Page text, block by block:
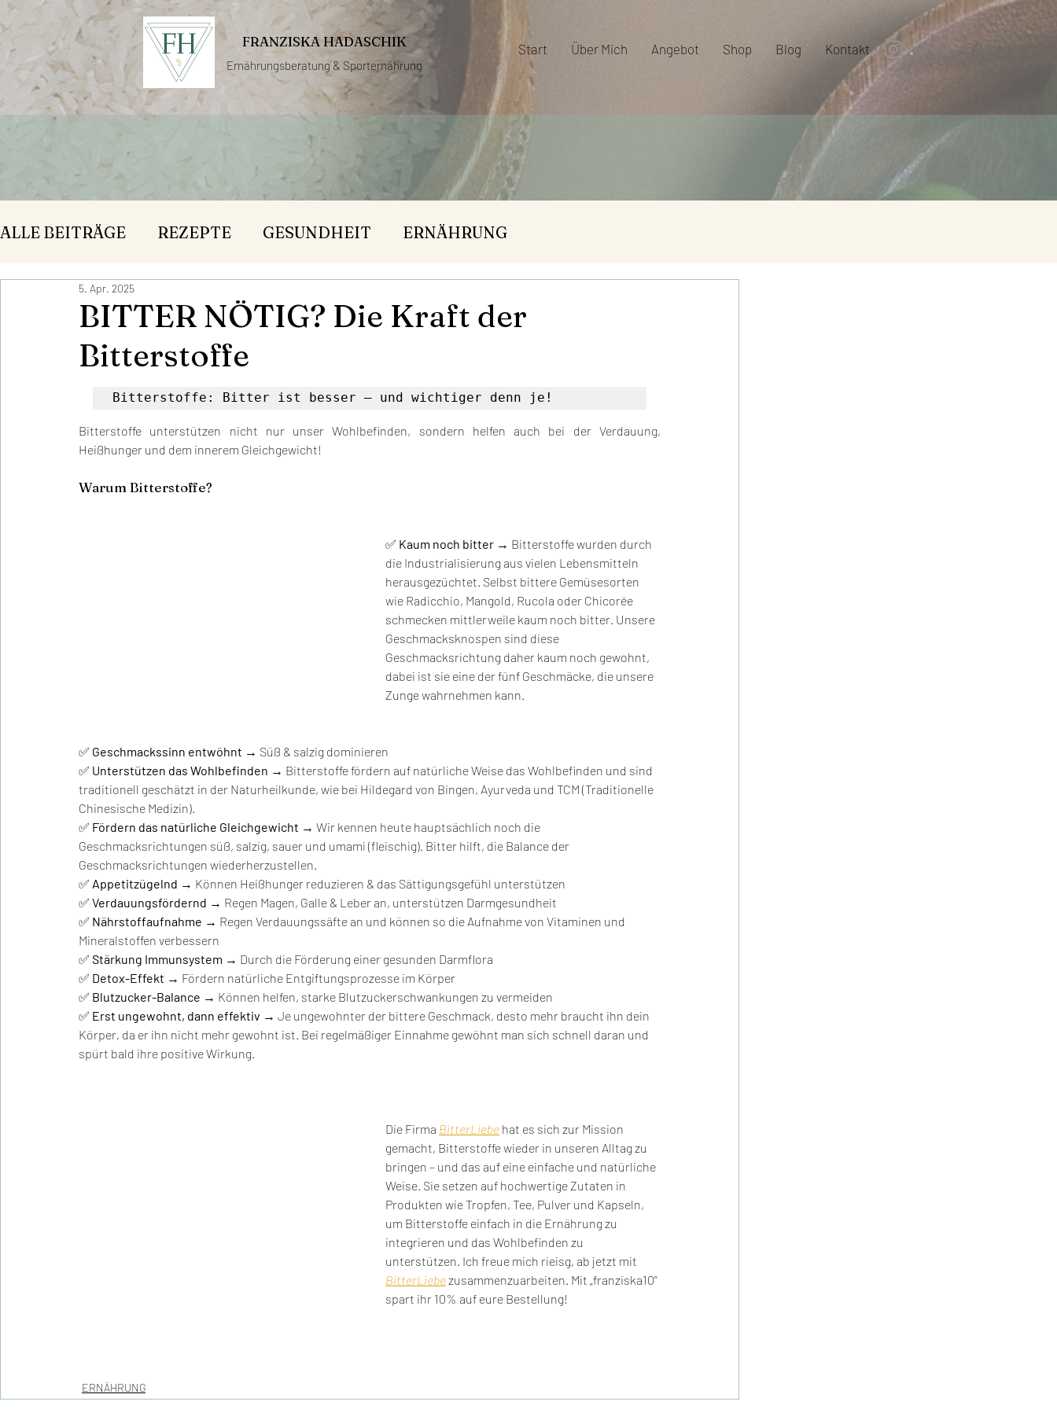
FRANZISKA HADASCHIK
Ernährungsberatung & Sporternährung
Start Über Mich Angebot Shop Blog Kontakt
ALLE BEITRÄGE REZEPTE GESUNDHEIT ERNÄHRUNG
BITTER NÖTIG? Die Kraft der
Bitterstoffe
5. Apr. 2025
Bitterstoffe: Bitter ist besser – und wichtiger denn je!
Bitterstoffe unterstützen nicht nur unser Wohlbefinden, sondern helfen auch bei der Verdauung,
Heißhunger und dem innerem Gleichgewicht!
Warum Bitterstoffe?
✅ Kaum noch bitter → Bitterstoffe wurden durch
die Industrialisierung aus vielen Lebensmitteln
herausgezüchtet. Selbst bittere Gemüsesorten
wie Radicchio, Mangold, Rucola oder Chicorée
schmecken mittlerweile kaum noch bitter. Unsere
Geschmacksknospen sind diese
Geschmacksrichtung daher kaum noch gewohnt,
dabei ist sie eine der fünf Geschmäcke, die unsere
Zunge wahrnehmen kann.
✅ Geschmackssinn entwöhnt → Süß & salzig dominieren
✅ Unterstützen das Wohlbefinden → Bitterstoffe fördern auf natürliche Weise das Wohlbefinden und sind
traditionell geschätzt in der Naturheilkunde, wie bei Hildegard von Bingen, Ayurveda und TCM (Traditionelle
Chinesische Medizin).
✅ Fördern das natürliche Gleichgewicht → Wir kennen heute hauptsächlich noch die
Geschmacksrichtungen süß, salzig, sauer und umami (fleischig). Bitter hilft, die Balance der
Geschmacksrichtungen wiederherzustellen.
✅ Appetitzügelnd → Können Heißhunger reduzieren & das Sättigungsgefühl unterstützen
✅ Verdauungsfördernd → Regen Magen, Galle & Leber an, unterstützen Darmgesundheit
✅ Nährstoffaufnahme → Regen Verdauungssäfte an und können so die Aufnahme von Vitaminen und
Mineralstoffen verbessern
✅ Stärkung Immunsystem → Durch die Förderung einer gesunden Darmflora
✅ Detox-Effekt → Fördern natürliche Entgiftungsprozesse im Körper
✅ Blutzucker-Balance → Können helfen, starke Blutzuckerschwankungen zu vermeiden
✅ Erst ungewohnt, dann effektiv → Je ungewohnter der bittere Geschmack, desto mehr braucht ihn dein
Körper, da er ihn nicht mehr gewohnt ist. Bei regelmäßiger Einnahme gewöhnt man sich schnell daran und
spürt bald ihre positive Wirkung.
Die Firma BitterLiebe hat es sich zur Mission
gemacht, Bitterstoffe wieder in unseren Alltag zu
bringen – und das auf eine einfache und natürliche
Weise. Sie setzen auf hochwertige Zutaten in
Produkten wie Tropfen, Tee, Pulver und Kapseln,
um Bitterstoffe einfach in die Ernährung zu
integrieren und das Wohlbefinden zu
unterstützen. Ich freue mich rieisg, ab jetzt mit
BitterLiebe zusammenzuarbeiten. Mit „franziska10“
spart ihr 10% auf eure Bestellung!
ERNÄHRUNG